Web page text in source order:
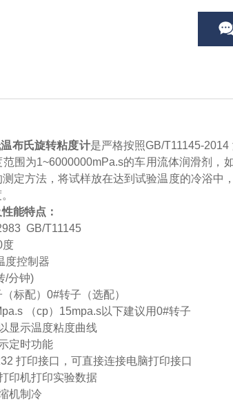
布氏旋转粘度计是严格按照GB/T11145-2014
围为1~6000000mPa.s的车用流体润滑剂，
定方法，将试样放在达到试验温度的冷浴中
性能特点 ：
GB/T11145
度
度控制器
/分钟)
标配）0#转子（选配）
（cp）15mpa.s以下建议用0#转子
显示温度粘度曲线
定时功能
打印接口，可直接连接电脑打印接口
印机打印实验数据
机制冷